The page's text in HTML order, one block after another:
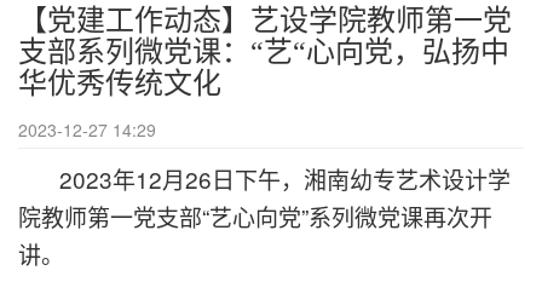
【党建工作动态】艺设学院教师第一党
支部系列微党课：“艺“心向党，弘扬中
华优秀传统文化
2023-12-27 14:29
2023年12月26日下午，湘南幼专艺术设计学
院教师第一党支部“艺心向党”系列微党课再次开
讲。